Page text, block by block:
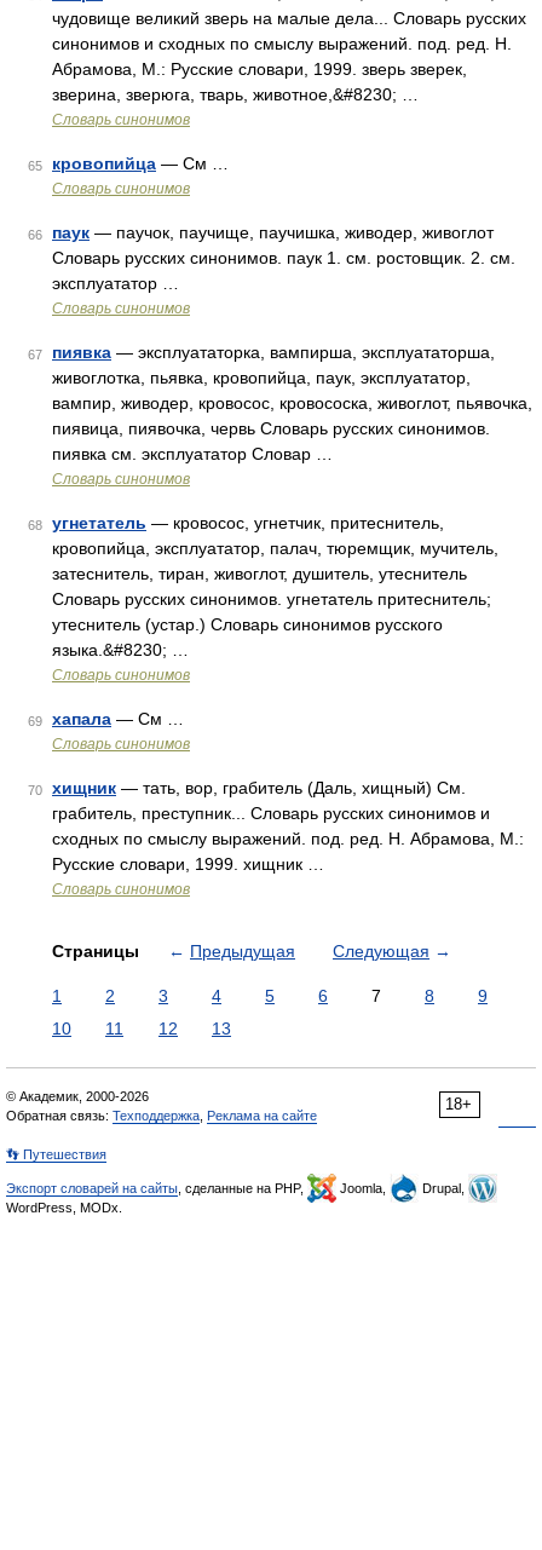
чудовище великий зверь на малые дела... Словарь русских
синонимов и сходных по смыслу выражений. под. ред. Н.
Абрамова, М.: Русские словари, 1999. зверь зверек,
зверина, зверюга, тварь, животное,&#8230; …
Словарь синонимов
65 кровопийца — См …
Словарь синонимов
66 паук — паучок, паучище, паучишка, живодер, живоглот
Словарь русских синонимов. паук 1. см. ростовщик. 2. см.
эксплуататор …
Словарь синонимов
67 пиявка — эксплуататорка, вампирша, эксплуататорша,
живоглотка, пьявка, кровопийца, паук, эксплуататор,
вампир, живодер, кровосос, кровососка, живоглот, пьявочка,
пиявица, пиявочка, червь Словарь русских синонимов.
пиявка см. эксплуататор Словар …
Словарь синонимов
68 угнетатель — кровосос, угнетчик, притеснитель,
кровопийца, эксплуататор, палач, тюремщик, мучитель,
затеснитель, тиран, живоглот, душитель, утеснитель
Словарь русских синонимов. угнетатель притеснитель;
утеснитель (устар.) Словарь синонимов русского
языка.&#8230; …
Словарь синонимов
69 хапала — См …
Словарь синонимов
70 хищник — тать, вор, грабитель (Даль, хищный) См.
грабитель, преступник... Словарь русских синонимов и
сходных по смыслу выражений. под. ред. Н. Абрамова, М.:
Русские словари, 1999. хищник …
Словарь синонимов
Страницы ← Предыдущая Следующая →
1 2 3 4 5 6 7 8
9
10
11 12 13
18+
© Академик, 2000-2026
Обратная связь: Техподдержка Реклама на сайте
👣 Путешествия
Экспорт словарей на сайты , сделанные на PHP, Joomla,
Drupal,
WordPress, MODx.